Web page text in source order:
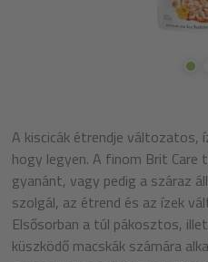
A kiscicák étrendje változatos,
hogy legyen. A finom Brit Care
gyanánt, vagy pedig a száraz
szolgál, az étrend és az ízek
Elsősorban a túl pákosztos,
küszködő macskák számára